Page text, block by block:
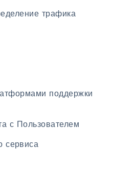
трафика
поддержки
с Пользователем
сервиса